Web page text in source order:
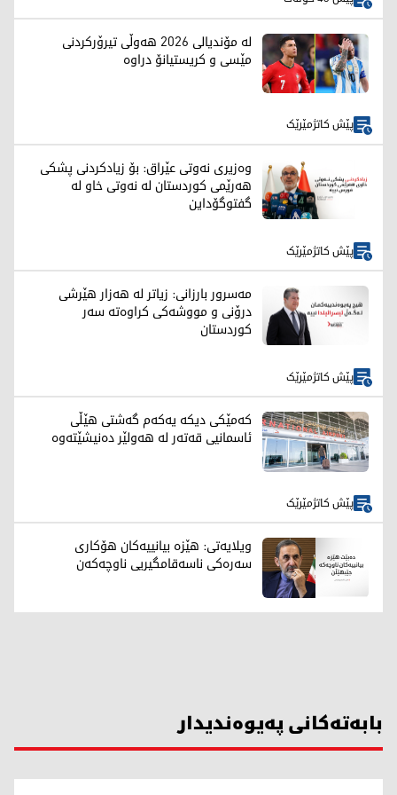
لە مۆندیالی 2026 هەوڵی تیرۆرکردنی
مێسی و کریستیانۆ دراوە
پێش کاتژمێرێک
وەزیری نەوتی عێراق: بۆ زیادکردنی پشکی
هەرێمی کوردستان لە نەوتی خاو لە
گفتوگۆداین
پێش کاتژمێرێک
مەسرور بارزانی: زیاتر لە هەزار هێرشی
درۆنی و مووشەکی کراوەتە سەر
کوردستان
پێش کاتژمێرێک
کەمێکی دیکە یەکەم گەشتی هێڵی
ئاسمانیی قەتەر لە هەولێر دەنیشێتەوە
پێش کاتژمێرێک
ویلایەتی: هێزە بیانییەکان هۆکاری
سەرەکی ناسەقامگیریی ناوچەکەن
بابەتەکانی پەیوەندیدار